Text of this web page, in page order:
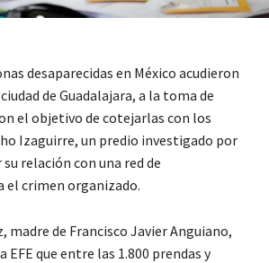
desaparecidas en México acudieron
de Guadalajara, a la toma de
el objetivo de cotejarlas con los
Izaguirre, un predio investigado por
relación con una red de
crimen organizado.
madre de Francisco Javier Anguiano,
EFE que entre las 1.800 prendas y